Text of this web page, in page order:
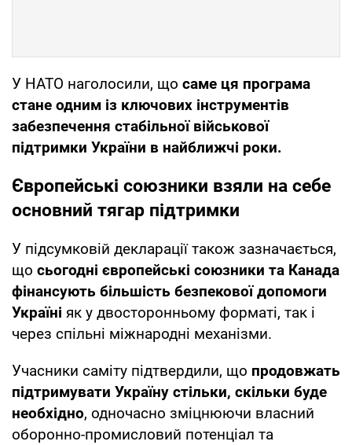
У НАТО наголосили, що саме ця програма
стане одним із ключових інструментів
забезпечення стабільної військової
підтримки України в найближчі роки.
Європейські союзники взяли на себе
основний тягар підтримки
У підсумковій декларації також зазначається,
що сьогодні європейські союзники та Канада
фінансують більшість безпекової допомоги
Україні як у двосторонньому форматі, так і
через спільні міжнародні механізми.
Учасники саміту підтвердили, що продовжать
підтримувати Україну стільки, скільки буде
необхідно, одночасно зміцнюючи власний
оборонно-промисловий потенціал та